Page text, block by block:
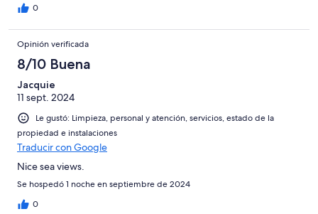
0
Opinión verificada
8/10 Buena
Jacquie
11 sept. 2024
Le gustó: Limpieza, personal y atención, servicios, estado de la
propiedad e instalaciones
Traducir con Google
Nice sea views.
Se hospedó 1 noche en septiembre de 2024
0